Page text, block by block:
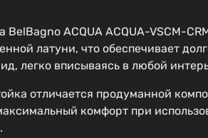
BelBagno ACQUA ACQUA-VSCM-
латуни, что обеспечивает
легко вписываясь в любой
отличается продуманной
комфорт при